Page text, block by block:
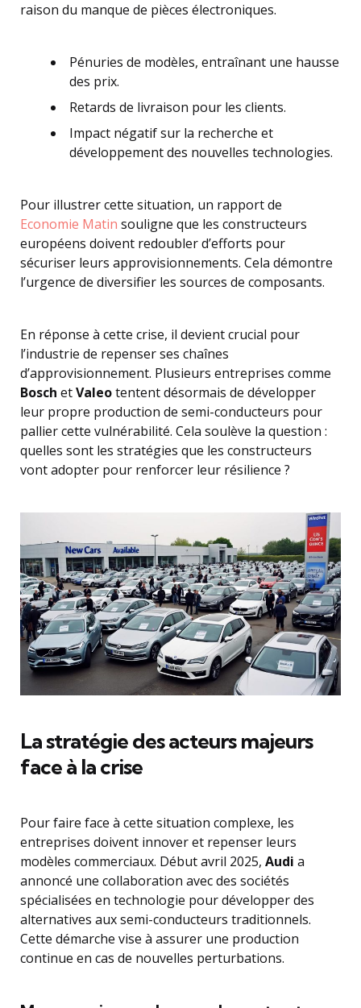
raison du manque de pièces électroniques.
Pénuries de modèles, entraînant une hausse
des prix.
Retards de livraison pour les clients.
Impact négatif sur la recherche et
développement des nouvelles technologies.
Pour illustrer cette situation, un rapport de
Economie Matin souligne que les constructeurs
européens doivent redoubler d’efforts pour
sécuriser leurs approvisionnements. Cela démontre
l’urgence de diversifier les sources de composants.
En réponse à cette crise, il devient crucial pour
l’industrie de repenser ses chaînes
d’approvisionnement. Plusieurs entreprises comme
Bosch etValeotentent désormais de développer
leur propre production de semi-conducteurs pour
pallier cette vulnérabilité. Cela soulève la question :
quelles sont les stratégies que les constructeurs
vont adopter pour renforcer leur résilience ?
La stratégie des acteurs majeurs
face à la crise
Pour faire face à cette situation complexe, les
entreprises doivent innover et repenser leurs
modèles commerciaux. Début avril 2025, Audi a
annoncé une collaboration avec des sociétés
spécialisées en technologie pour développer des
alternatives aux semi-conducteurs traditionnels.
Cette démarche vise à assurer une production
continue en cas de nouvelles perturbations.